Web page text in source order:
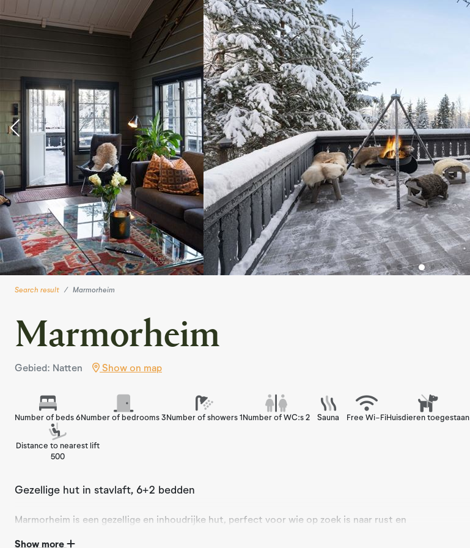
Search result Marmorheim
Marmorheim
Gebied: Natten Show on map
Number of beds 6Number of bedrooms 3Number of showers 1Number of WC:s 2 Sauna Free Wi-FiHuisdieren toegestaan
Distance to nearest lift
500
Gezellige hut in stavlaft, 6+2 bedden
Marmorheim is een gezellige en inhoudrijke hut, perfect voor wie op zoek is naar rust en
Show more